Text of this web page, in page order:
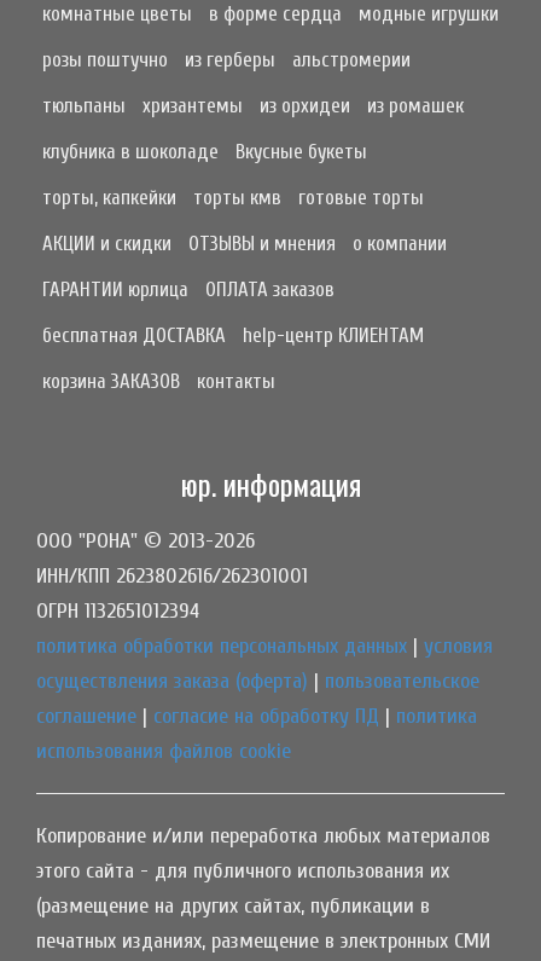
комнатные цветы
в форме сердца
модные игрушки
розы поштучно
из герберы
альстромерии
тюльпаны
хризантемы из орхидеи
из ромашек
клубника в шоколаде
Вкусные букеты
торты, капкейки
торты кмв
готовые торты
АКЦИИ и скидки
ОТЗЫВЫ и мнения
о компании
ГАРАНТИИ юрлица
ОПЛАТА заказов
бесплатная ДОСТАВКА
help-центр КЛИЕНТАМ
корзина ЗАКАЗОВ
контакты
юр. информация
ООО "РОНА" © 2013-2026
ИНН/КПП 2623802616/262301001
ОГРН 1132651012394
политика обработки персональных данных | условия
осуществления заказа (оферта) | пользовательское
соглашение | согласие на обработку ПД | политика
использования файлов cookie
Копирование и/или переработка любых материалов
этого сайта - для публичного использования их
(размещение на других сайтах, публикации в
печатных изданиях, размещение в электронных СМИ